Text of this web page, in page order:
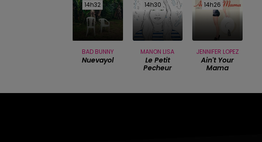
14h32
14h32
BAD BUNNY
Nuevayol
14h30
14h30
MANON LISA
Le Petit
Pecheur
14h26
14h26
JENNIFER LOPEZ
Ain't Your
Mama